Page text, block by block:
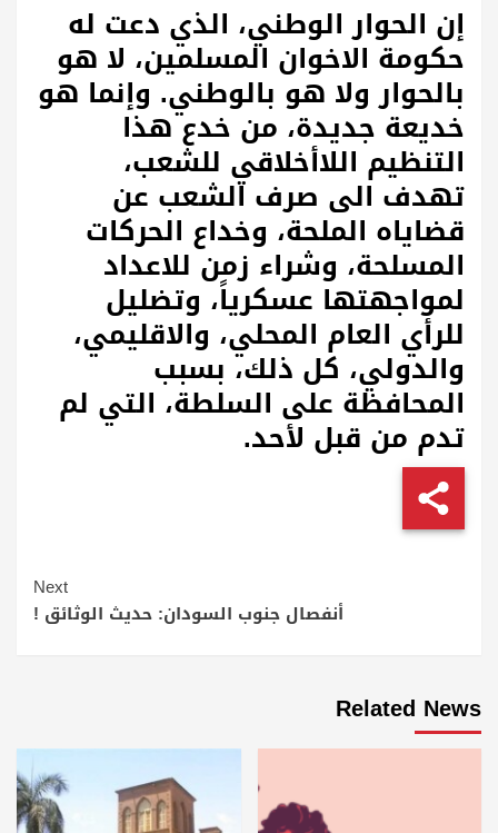
إن الحوار الوطني، الذي دعت له
حكومة الاخوان المسلمين، لا هو
بالحوار ولا هو بالوطني. وإنما هو
خديعة جديدة، من خدع هذا
التنظيم اللاأخلاقي للشعب،
تهدف الى صرف الشعب عن
قضاياه الملحة، وخداع الحركات
المسلحة، وشراء زمن للاعداد
لمواجهتها عسكرياً، وتضليل
للرأي العام المحلي، والاقليمي،
والدولي، كل ذلك، بسبب
المحافظة على السلطة، التي لم
تدم من قبل لأحد.
Next
أنفصال جنوب السودان: حديث الوثائق !
Related News